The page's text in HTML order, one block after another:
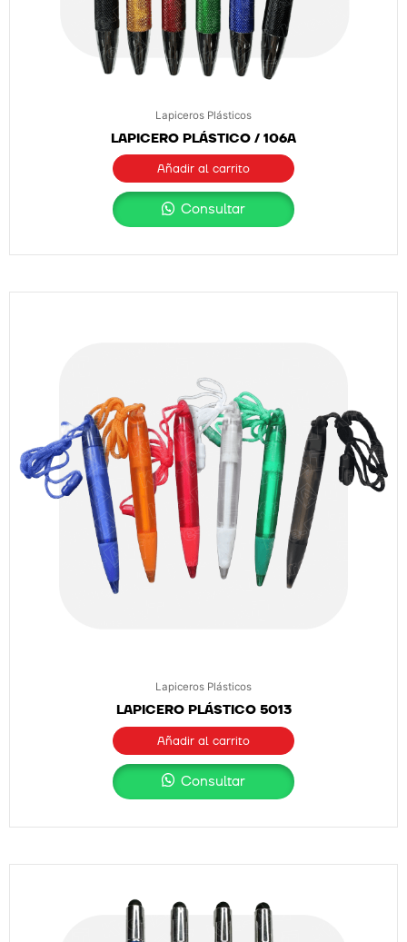
Lapiceros Plásticos
LAPICERO PLÁSTICO / 106A
Añadir al carrito
Consultar
Lapiceros Plásticos
LAPICERO PLÁSTICO 5013
Añadir al carrito
Consultar